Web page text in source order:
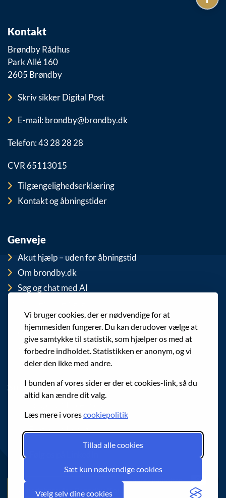
Vi bruger cookies, der er nødvendige for at
hjemmesiden fungerer. Du kan derudover vælge at
give samtykke til statistik, som hjælper os med at
forbedre indholdet. Statistikken er anonym, og vi
deler den ikke med andre.
I bunden af vores sider er der et cookies-link, så du
altid kan ændre dit valg.
Læs mere i vorescookiepolitik
Tillad alle cookies
Sæt kun nødvendige cookies
Vælg selv dine cookies
Kontakt
Brøndby Rådhus
Park Allé 160
2605 Brøndby
Skriv sikker Digital Post
E-mail: brondby@brondby.dk
Telefon: 43 28 28 28
CVR 65113015
Tilgængelighedserklæring
Kontakt og åbningstider
Genveje
Akut hjælp – uden for åbningstid
Om brondby.dk
Søg og chat med AI
EAN-numre
Cookies
Privatlivspolitik (GDPR)
Sociale medier
Følg os på Instagram
Nyhedsbrev fra Brøndby Kommune
Spørg chatbotten